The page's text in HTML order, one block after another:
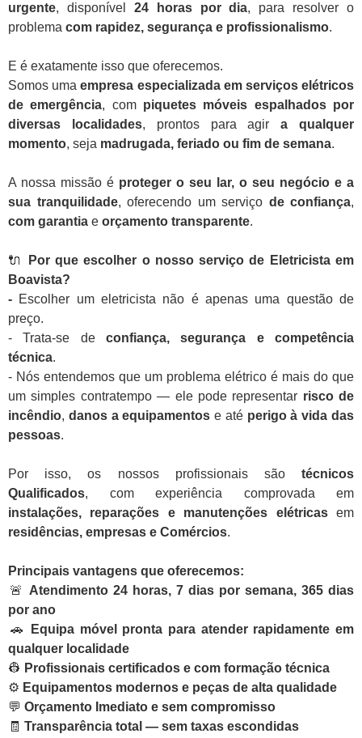
urgente, disponível 24 horas por dia, para resolver o
problema com rapidez, segurança e profissionalismo.
E é exatamente isso que oferecemos.
Somos umaempresa especializada em serviços elétricos
de emergência, com piquetes móveis espalhados por
diversas localidades, prontos para agira qualquer
momento, seja madrugada, feriado ou fim de semana.
A nossa missão é proteger o seu lar, o seu negócio e a
sua tranquilidade, oferecendo um serviço de confiança,
com garantia e orçamento transparente.
🔌
Por que escolher o nosso serviço de Eletricista em
Boavista?
- Escolher um eletricista não é apenas uma questão de
preço.
- Trata-se de confiança, segurança e competência
técnica.
- Nós entendemos que um problema elétrico é mais do que
um simples contratempo — ele pode representar risco de
incêndio, danos a equipamentos e até perigo à vida das
pessoas.
Por isso, os nossos profissionais são técnicos
Qualificados, com experiência comprovada em
instalações, reparações e manutenções elétricasem
residências, empresas e Comércios.
Principais vantagens que oferecemos:
🚨 Atendimento 24 horas, 7 dias por semana, 365 dias
por ano
🚗
Equipa móvel pronta para atender rapidamente em
qualquer localidade
👷 Profissionais certificados e com formação técnica
⚙️ Equipamentos modernos e peças de alta qualidade
💬 Orçamento Imediato e sem compromisso
🧾 Transparência total — sem taxas escondidas